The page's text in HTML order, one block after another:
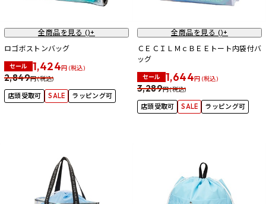
全商品を見る ()+
ロゴボストンバッグ
セール 1,424円 (税込)
2,849円 (税込)
店頭受取可 SALE ラッピング可
全商品を見る ()+
ＣＥＣＩＬＭｃＢＥＥトート内袋付バ
ッグ
セール 1,644円 (税込)
3,289円 (税込)
店頭受取可 SALE ラッピング可